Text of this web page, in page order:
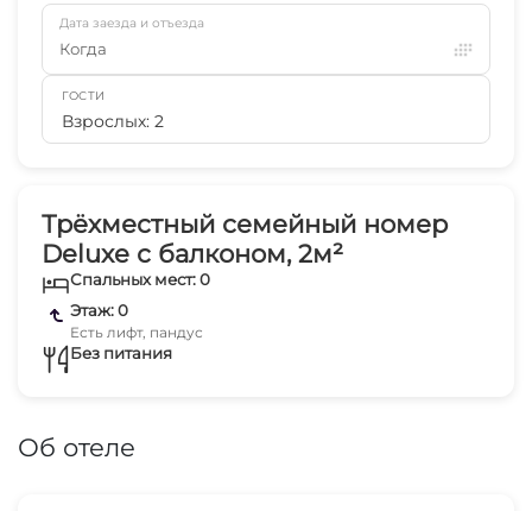
Трёхместный семейный номер
Deluxe с балконом, 2м²
Спальных мест: 0
Этаж: 0
Есть лифт, пандус
Без питания
Об отеле
Дата заезда и отъезда
Когда
ГОСТИ
Взрослых: 2